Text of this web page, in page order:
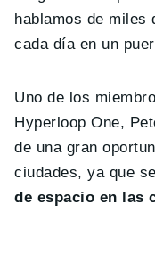
hablamos de miles
cada día en un
Uno de los
Hyperloop One,
de una gran
ciudades, ya que se
de espacio en las